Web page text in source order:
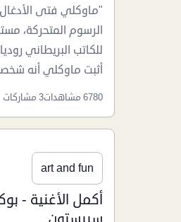
"ماوكلي فتى
الرسوم المتحركة،
للكاتب البريطاني
أثبت ماوكلي أنه
6780 مشاهدات 3 مشاركات
art and fun
أكمل الأغنية -